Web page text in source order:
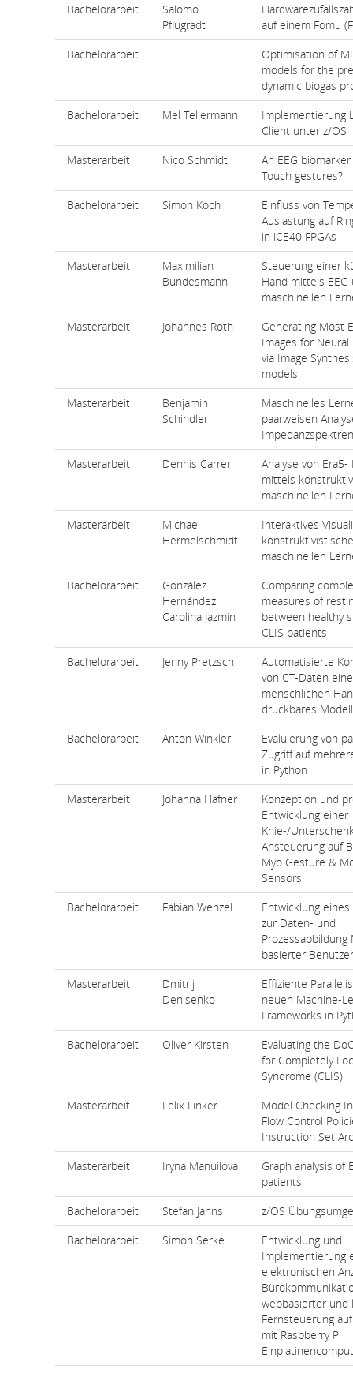
Bachelorarbeit
Salomo
Pflugradt
auf einem Fomu
Bachelorarbeit
Optimisation of
models for the
dynamic biogas
Bachelorarbeit
Mel Tellermann
Implementierung
Client unter z/OS
Masterarbeit
Nico Schmidt
An EEG
Touch gestures?
Bachelorarbeit
Simon Koch
Einfluss von
Auslastung auf
in iCE40 FPGAs
Masterarbeit
Maximilian
Bundesmann
Steuerung einer
Hand mittels EEG
maschinellen
Masterarbeit
Johannes Roth
Generating Most
Images for
via Image
models
Masterarbeit
Benjamin
Schindler
Maschinelles
paarweisen
Impedanzspektren
Masterarbeit
Dennis Carrer
Analyse von Era5-
mittels
maschinellen
Masterarbeit
Michael
Hermelschmidt
Interaktives
maschinellen
Bachelorarbeit
González
Hernández
Carolina Jazmin
Comparing
measures of
between healthy
CLIS patients
Bachelorarbeit
Jenny Pretzsch
Automatisierte
von CT-Daten
menschlichen
druckbares Modell
Bachelorarbeit
Anton Winkler
Evaluierung von
Zugriff auf
in Python
Masterarbeit
Johanna Hafner
Konzeption und
Entwicklung einer
Knie-/
Ansteuerung auf
Myo Gesture &
Sensors
Bachelorarbeit
Fabian Wenzel
Entwicklung eines
zur Daten- und
Prozessabbildung
basierter
Masterarbeit
Dmitrij
Denisenko
Effiziente
neuen Machine-
Frameworks in
Bachelorarbeit
Oliver Kirsten
Evaluating the
for Completely
Syndrome (CLIS)
Masterarbeit
Felix Linker
Model Checking
Flow Control
Instruction Set
Masterarbeit
Iryna Manuilova
Graph analysis of
patients
Bachelorarbeit
Stefan Jahns
z/OS
Bachelorarbeit
Simon Serke
Entwicklung und
Implementierung
elektronischen
webbasierter und
Fernsteuerung
mit Raspberry Pi